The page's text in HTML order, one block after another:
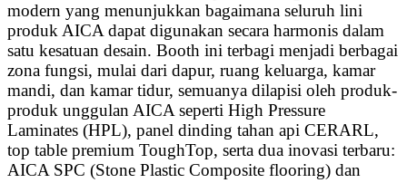
modern yang menunjukkan bagaimana seluruh lini
produk AICA dapat digunakan secara harmonis dalam
satu kesatuan desain. Booth ini terbagi menjadi berbagai
zona fungsi, mulai dari dapur, ruang keluarga, kamar
mandi, dan kamar tidur, semuanya dilapisi oleh produk-
produk unggulan AICA seperti High Pressure
Laminates (HPL), panel dinding tahan api CERARL,
top table premium ToughTop, serta dua inovasi terbaru:
AICA SPC (Stone Plastic Composite flooring) dan